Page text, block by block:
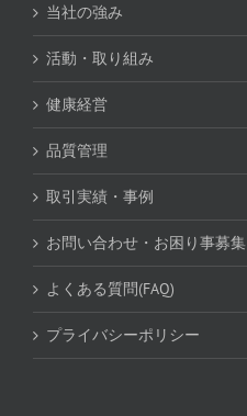
当社の強み
活動・取り組み
健康経営
品質管理
取引実績・事例
お問い合わせ・お困り事募集
よくある質問(FAQ)
プライバシーポリシー